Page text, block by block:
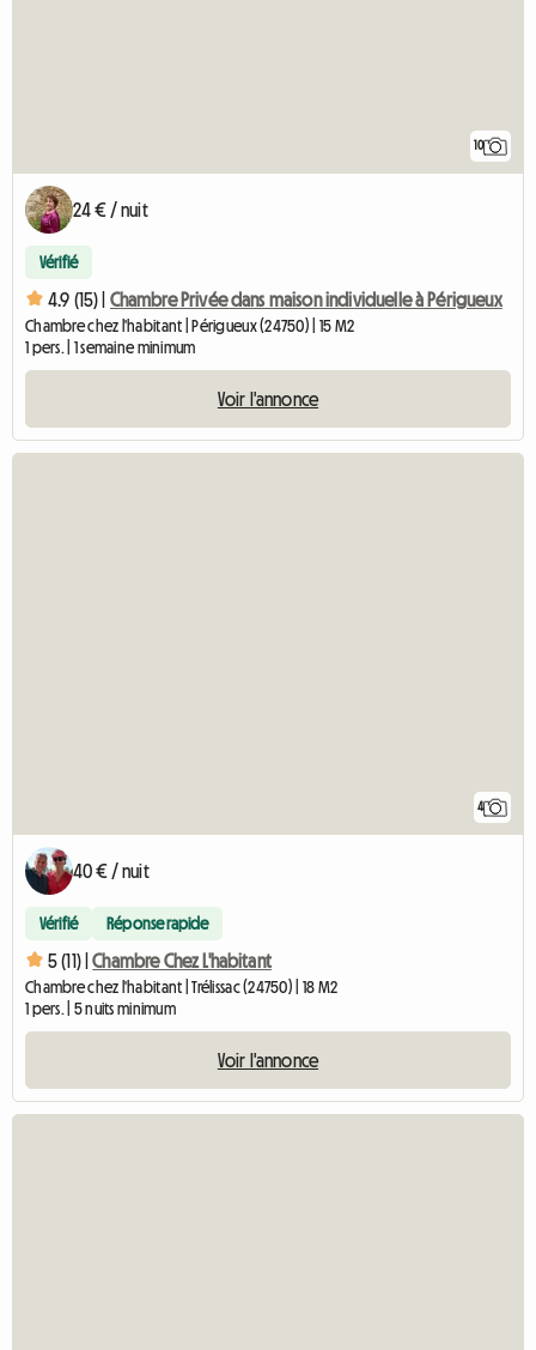
10
24 € / nuit
Vérifié
4.9 (15) | Chambre Privée dans maison individuelle à Périgueux
Chambre chez l'habitant | Périgueux (24750) | 15 M2
1 pers. | 1 semaine minimum
Voir l'annonce
4
40 € / nuit
Vérifié Réponse rapide
5 (11) | Chambre Chez L'habitant
Chambre chez l'habitant | Trélissac (24750) | 18 M2
1 pers. | 5 nuits minimum
Voir l'annonce